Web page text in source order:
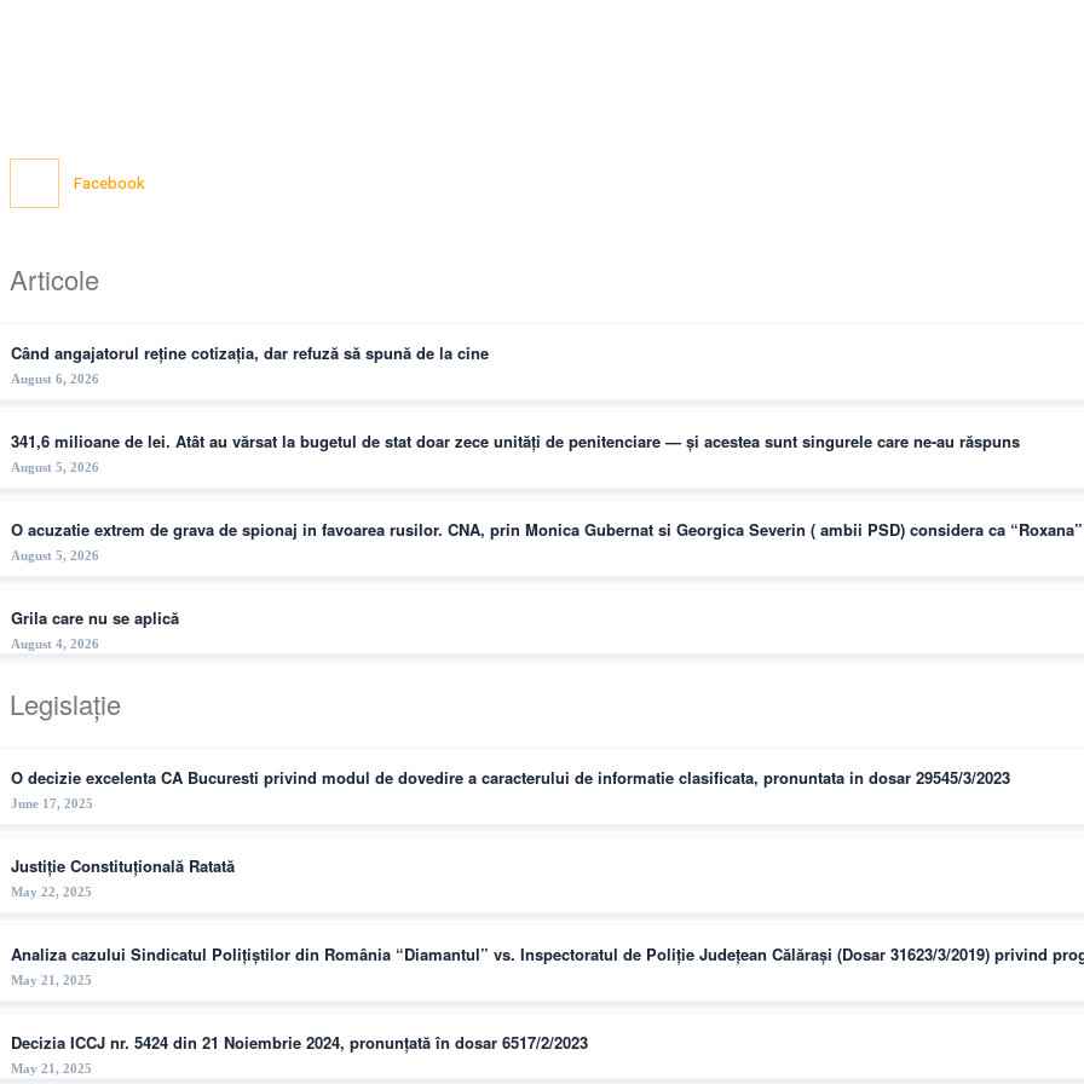
Facebook
Articole
Când angajatorul reține cotizația, dar refuză să spună de la cine
August 6, 2026
341,6 milioane de lei. Atât au vărsat la bugetul de stat doar zece unități de penitenciare — și acestea sunt singurele care ne-au răspuns
August 5, 2026
O acuzatie extrem de grava de spionaj in favoarea rusilor. CNA, prin Monica Gubernat si Georgica Severin ( ambii PSD) considera ca
August 5, 2026
Grila care nu se aplică
August 4, 2026
Legislație
O decizie excelenta CA Bucuresti privind modul de dovedire a caracterului de informatie clasificata, pronuntata in dosar 29545/3/2023
June 17, 2025
Justiție Constituțională Ratată
May 22, 2025
Analiza cazului Sindicatul Polițiștilor din România “Diamantul” vs. Inspectoratul de Poliție Județean Călărași (Dosar 31623/3/2019) privind
May 21, 2025
Decizia ICCJ nr. 5424 din 21 Noiembrie 2024, pronunțată în dosar 6517/2/2023
May 21, 2025